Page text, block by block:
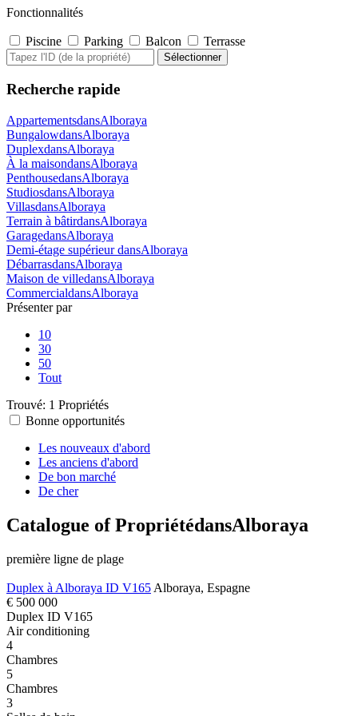
Fonctionnalités
Piscine Parking Balcon Terrasse
Recherche rapide
AppartementsdansAlboraya
BungalowdansAlboraya
DuplexdansAlboraya
À la maisondansAlboraya
PenthousedansAlboraya
StudiosdansAlboraya
VillasdansAlboraya
Terrain à bâtirdansAlboraya
GaragedansAlboraya
Demi-étage supérieur dansAlboraya
DébarrasdansAlboraya
Maison de villedansAlboraya
CommercialdansAlboraya
Présenter par
10
30
50
Tout
Trouvé: 1 Propriétés
Bonne opportunités
Les nouveaux d'abord
Les anciens d'abord
De bon marché
De cher
Catalogue of PropriétédansAlboraya
première ligne de plage
Duplex à Alboraya ID V165 Alboraya, Espagne
€ 500 000
Duplex ID V165
Air conditioning
4
Chambres
5
Chambres
3